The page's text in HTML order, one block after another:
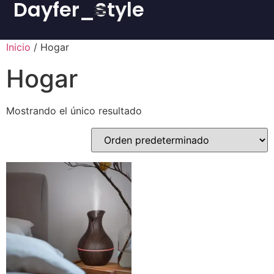
Dayfer_Style
Inicio / Hogar
Hogar
Mostrando el único resultado